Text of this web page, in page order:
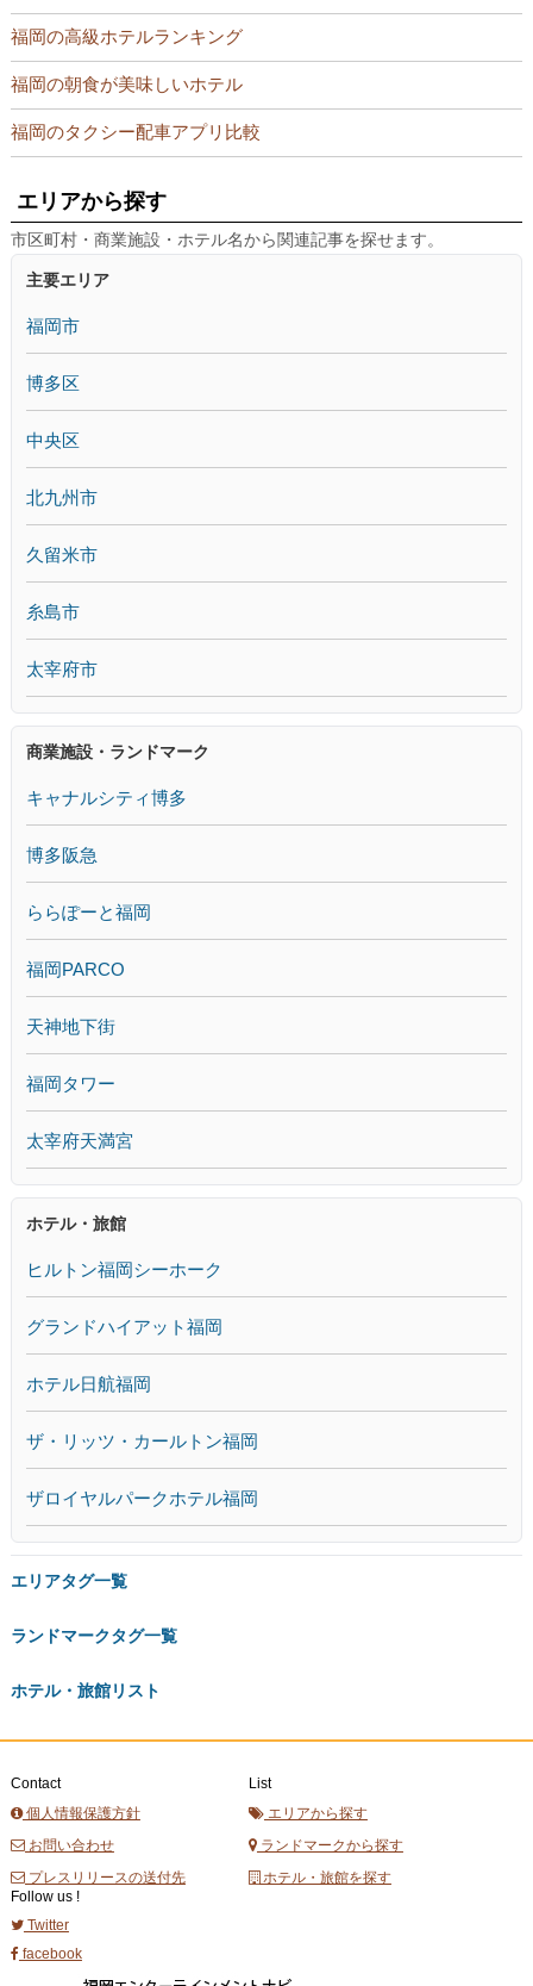
福岡の高級ホテルランキング
福岡の朝食が美味しいホテル
福岡のタクシー配車アプリ比較
エリアから探す
市区町村・商業施設・ホテル名から関連記事を探せます。
主要エリア
福岡市
博多区
中央区
北九州市
久留米市
糸島市
太宰府市
商業施設・ランドマーク
キャナルシティ博多
博多阪急
ららぽーと福岡
福岡PARCO
天神地下街
福岡タワー
太宰府天満宮
ホテル・旅館
ヒルトン福岡シーホーク
グランドハイアット福岡
ホテル日航福岡
ザ・リッツ・カールトン福岡
ザロイヤルパークホテル福岡
エリアタグ一覧
ランドマークタグ一覧
ホテル・旅館リスト
Contact
個人情報保護方針
お問い合わせ
プレスリリースの送付先
List
エリアから探す
ランドマークから探す
ホテル・旅館を探す
Follow us !
Twitter
facebook